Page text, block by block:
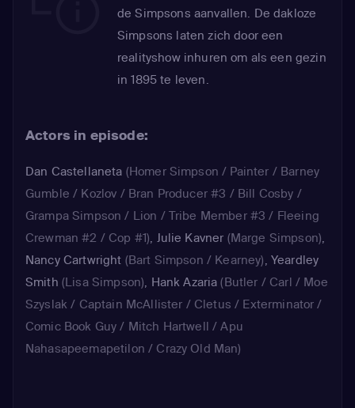
de Simpsons aanvallen. De dakloze
Simpsons laten zich door een
realityshow inhuren om als een gezin
in 1895 te leven.
Actors in episode:
Dan Castellaneta (Homer Simpson / Painter / Barney
Gumble / Kozlov / Bran Producer #3 / Bill Cosby /
Grampa Simpson / Lion / Tribe Member #3 / Fleeing
Crewman #2 / Cop #1), Julie Kavner (Marge Simpson),
Nancy Cartwright (Bart Simpson / Kearney), Yeardley
Smith (Lisa Simpson), Hank Azaria (Butler / Carl / Moe
Szyslak / Captain McAllister / Cletus / Exterminator /
Comic Book Guy / Mitch Hartwell / Apu
Nahasapeemapetilon / Crazy Old Man)